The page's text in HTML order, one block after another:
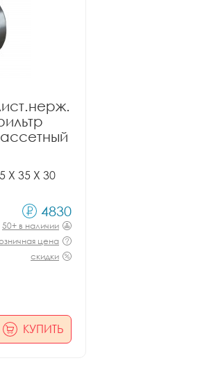
X 35 X 30
4830
50+ в наличии
цена
скидки
КУПИТЬ